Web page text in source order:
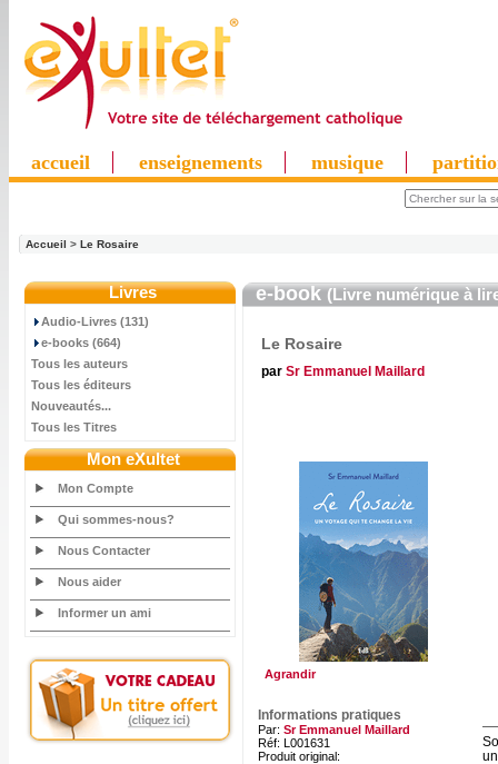
accueil enseignements musique
Accueil > Le Rosaire
Livres
Audio-Livres (131)
e-books (664)
Tous les auteurs
Tous les éditeurs
Nouveautés...
Tous les Titres
Mon eXultet
Mon Compte
Qui sommes-nous?
Nous Contacter
Nous aider
Informer un ami
e-book(Livre numérique à
Le Rosaire
par Sr Emmanuel Maillard
Agrandir
Informations pratiques
Par: Sr Emmanuel Maillard
Réf: L001631
Produit original: